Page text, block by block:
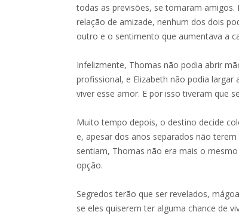
todas as previsões, se tornaram amigos.
relação de amizade, nenhum dos dois
outro e o sentimento que aumentava a
Infelizmente, Thomas não podia abrir
profissional, e Elizabeth não podia largar
viver esse amor. E por isso tiveram que
Muito tempo depois, o destino decide
e, apesar dos anos separados não
sentiam, Thomas não era mais o
opção.
Segredos terão que ser revelados,
se eles quiserem ter alguma chance de